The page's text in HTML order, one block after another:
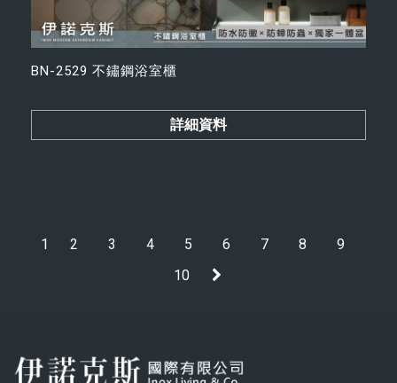
BN-2529 不鏽鋼浴室櫃
詳細資料
1 2 3 4 5 6 7 8
9
10